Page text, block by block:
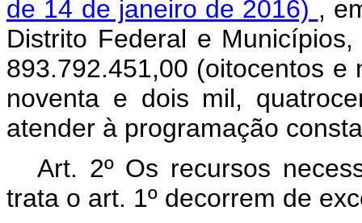
de 14 de janeiro de 2016) ,
Distrito Federal e
893.792.451,00 (oitocentos
noventa e dois mil,
atender à programação
Art. 2º Os recursos
trata o art. 1º decorrem de